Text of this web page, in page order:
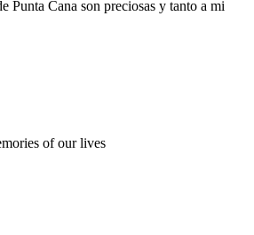
Punta Cana son preciosas y tanto a mi
of our lives